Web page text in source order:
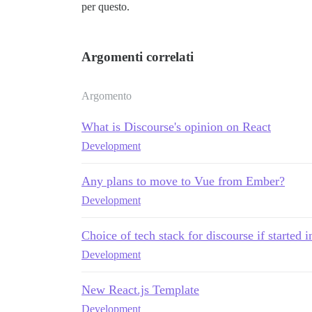
per questo.
Argomenti correlati
Argomento
What is Discourse's opinion on React
Development
Any plans to move to Vue from Ember?
Development
Choice of tech stack for discourse if started
Development
New React.js Template
Development